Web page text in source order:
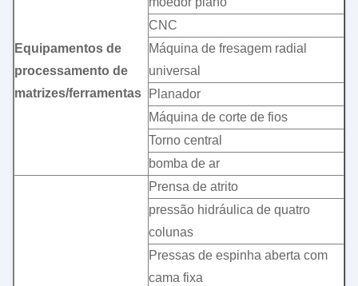
Equipamentos de
processamento de
matrizes/ferramentas
CNC
Máquina de fresagem radial
universal
Planador
Máquina de corte de fios
Torno central
bomba de ar
Prensa de atrito
pressão hidráulica de quatro
colunas
Pressas de espinha aberta com
cama fixa